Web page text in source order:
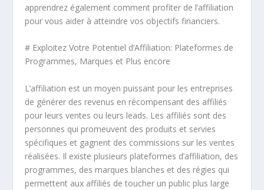
apprendrez également comment profiter de l’affiliation
pour vous aider à atteindre vos objectifs financiers.
# Exploitez Votre Potentiel d’Affiliation: Plateformes de
Programmes, Marques et Plus encore
L’affiliation est un moyen puissant pour les entreprises
de générer des revenus en récompensant des affiliés
pour leurs ventes ou leurs leads. Les affiliés sont des
personnes qui promeuvent des produits et servies
spécifiques et gagnent des commissions sur les ventes
réalisées. Il existe plusieurs plateformes d’affiliation, des
programmes, des marques blanches et des régies qui
permettent aux affiliés de toucher un public plus large